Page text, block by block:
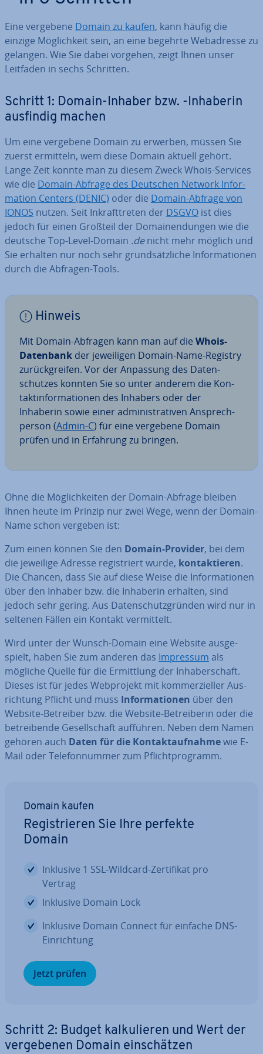
Eine vergebene Domain zu kaufen, kann häufig die
einzige Mög­lich­keit sein, an eine begehrte Web­adres­se zu
gelangen. Wie Sie dabei vorgehen, zeigt Ihnen unser
Leitfaden in sechs Schritten.
Schritt 1: Domain-Inhaber bzw. -Inhaberin
ausfindig machen
Um eine vergebene Domain zu erwerben, müssen Sie
zuerst ermitteln, wem diese Domain aktuell gehört.
Lange Zeit konnte man zu diesem Zweck Whois-Services
wie die Domain-Abfrage des Deutschen Network In­for­
ma­ti­on Centers (DENIC) oder die Domain-Abfrage von
IONOS nutzen. Seit In­kraft­tre­ten der DSGVO ist dies
jedoch für einen Großteil der Do­main­endun­gen wie die
deutsche Top-Level-Domain .denicht mehr möglich und
Sie erhalten nur noch sehr grund­sätz­li­che In­for­ma­tio­nen
durch die Abfragen-Tools.
Hinweis
Mit Domain-Abfragen kann man auf die Whois-
Datenbank der je­wei­li­gen Domain-Name-Registry
zu­rück­grei­fen. Vor der Anpassung des Da­ten­
schut­zes konnten Sie so unter anderem die Kon­
takt­in­for­ma­tio­nen des Inhabers oder der
Inhaberin sowie einer ad­mi­nis­tra­ti­ven An­sprech­
per­son (Admin-C) für eine vergebene Domain
prüfen und in Erfahrung zu bringen.
Ohne die Mög­lich­kei­ten der Domain-Abfrage bleiben
Ihnen heute im Prinzip nur zwei Wege, wenn der Domain-
Name schon vergeben ist:
Zum einen können Sie den Domain-Provider, bei dem
die jeweilige Adresse re­gis­triert wurde, kon­tak­tie­ren.
Die Chancen, dass Sie auf diese Weise die In­for­ma­tio­nen
über den Inhaber bzw. die Inhaberin erhalten, sind
jedoch sehr gering. Aus Da­ten­schutz­grün­den wird nur in
seltenen Fällen ein Kontakt ver­mit­telt.
Wird unter der Wunsch-Domain eine Website aus­ge­
spielt, haben Sie zum anderen das Impressum als
mögliche Quelle für die Er­mitt­lung der In­ha­ber­schaft.
Dieses ist für jedes Web­pro­jekt mit kom­mer­zi­el­ler Aus­
rich­tung Pflicht und muss In­for­ma­tio­nen über den
Website-Betreiber bzw. die Website-Be­trei­be­rin oder die
be­trei­ben­de Ge­sell­schaft aufführen. Neben dem Namen
gehören auch Daten für die Kon­takt­auf­nah­mewie E-
Mail oder Te­le­fon­num­mer zum Pflicht­pro­gramm.
Domain kaufen
Re­gis­trie­ren Sie Ihre perfekte
Domain
Inklusive 1 SSL-Wildcard-Zer­ti­fi­kat pro
Vertrag
Inklusive Domain Lock
Inklusive Domain Connect für einfache DNS-
Ein­rich­tung
Jetzt prüfen
Schritt 2: Budget kal­ku­lie­ren und Wert der
ver­ge­be­nen Domain ein­schät­zen